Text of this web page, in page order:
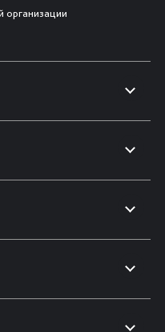
организации